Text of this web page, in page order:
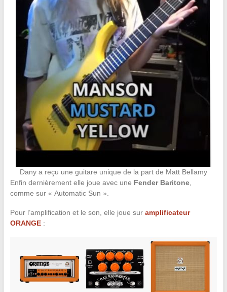
Dany a reçu une guitare unique de la part de Matt Bellamy
Enfin dernièrement elle joue avec une Fender Baritone,
comme sur « Automatic Sun ».
Pour l’amplification et le son, elle joue sur amplificateur
ORANGE: